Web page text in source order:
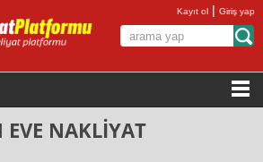
Kayıt ol |Giriş yap
EVE NAKLİYAT